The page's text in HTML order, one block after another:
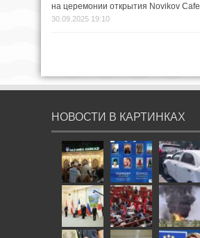
на церемонии открытия Novikov Cafe
30.09.2025 19:10
НОВОСТИ В КАРТИНКАХ